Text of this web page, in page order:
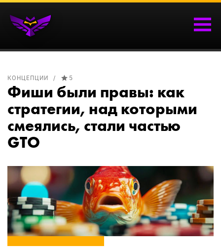
КОНЦЕПЦИИ 5
Фиши были правы: как
стратегии, над которыми
смеялись, стали частью
GTO